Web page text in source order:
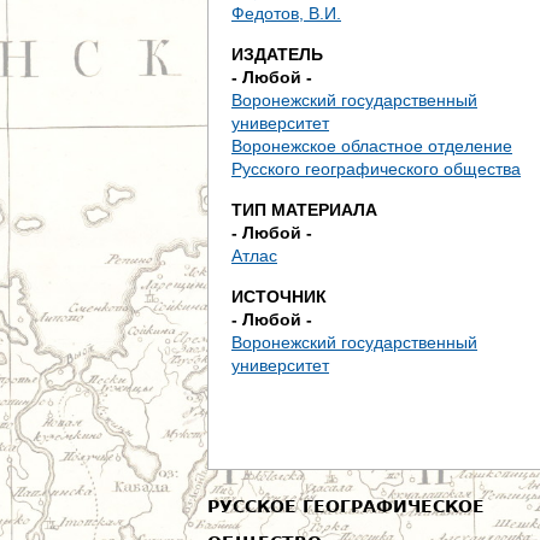
д
е
с
ь
Федотов, В.И.
ИЗДАТЕЛЬ
- Любой -
Воронежский государственный
университет
Воронежское областное отделение
Русского географического общества
ТИП МАТЕРИАЛА
- Любой -
Атлас
ИСТОЧНИК
- Любой -
Воронежский государственный
университет
РУССКОЕ ГЕОГРАФИЧЕСКОЕ